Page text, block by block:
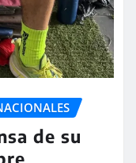
de su